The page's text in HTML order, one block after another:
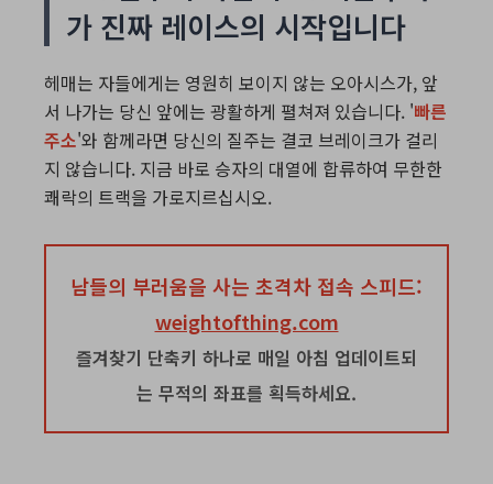
가 진짜 레이스의 시작입니다
헤매는 자들에게는 영원히 보이지 않는 오아시스가, 앞
서 나가는 당신 앞에는 광활하게 펼쳐져 있습니다. '빠른
주소'와 함께라면 당신의 질주는 결코 브레이크가 걸리
지 않습니다. 지금 바로 승자의 대열에 합류하여 무한한
쾌락의 트랙을 가로지르십시오.
남들의 부러움을 사는 초격차 접속 스피드:
weightofthing.com
즐겨찾기 단축키 하나로 매일 아침 업데이트되
는 무적의 좌표를 획득하세요.